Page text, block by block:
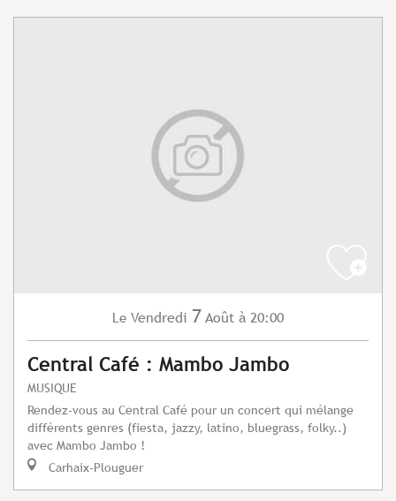
Le Vendredi 7 Août à 20:00
Central Café : Mambo Jambo
MUSIQUE
Rendez-vous au Central Café pour un concert qui mélange
différents genres (fiesta, jazzy, latino, bluegrass, folky..)
avec Mambo Jambo !
Carhaix-Plouguer